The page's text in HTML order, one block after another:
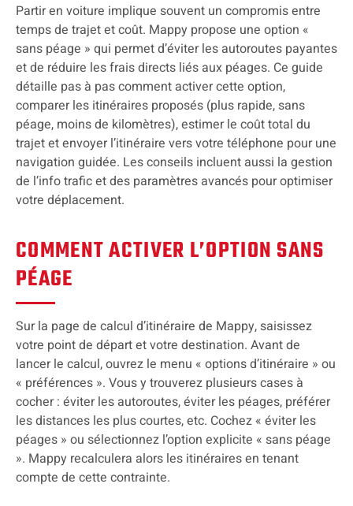
Partir en voiture implique souvent un compromis entre
temps de trajet et coût. Mappy propose une option «
sans péage » qui permet d’éviter les autoroutes payantes
et de réduire les frais directs liés aux péages. Ce guide
détaille pas à pas comment activer cette option,
comparer les itinéraires proposés (plus rapide, sans
péage, moins de kilomètres), estimer le coût total du
trajet et envoyer l’itinéraire vers votre téléphone pour une
navigation guidée. Les conseils incluent aussi la gestion
de l’info trafic et des paramètres avancés pour optimiser
votre déplacement.
COMMENT ACTIVER L’OPTION SANS
PÉAGE
Sur la page de calcul d’itinéraire de Mappy, saisissez
votre point de départ et votre destination. Avant de
lancer le calcul, ouvrez le menu « options d’itinéraire » ou
« préférences ». Vous y trouverez plusieurs cases à
cocher : éviter les autoroutes, éviter les péages, préférer
les distances les plus courtes, etc. Cochez « éviter les
péages » ou sélectionnez l’option explicite « sans péage
». Mappy recalculera alors les itinéraires en tenant
compte de cette contrainte.